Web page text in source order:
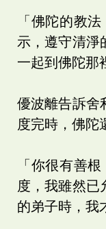
「佛陀的教
示，遵守清淨
一起到佛陀那
優波離告訴舍
度完時，佛陀
「你很有善
度，我雖然已
的弟子時，我